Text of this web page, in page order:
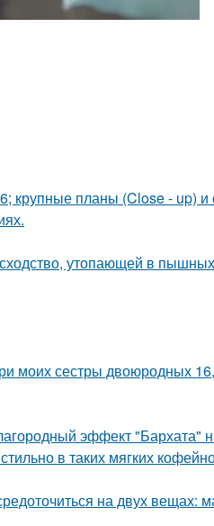
крупные планы (Close - up)
утопающей в
моих сестры двоюродных
эффект "Бархата"
в таких мягких
на двух вещах: